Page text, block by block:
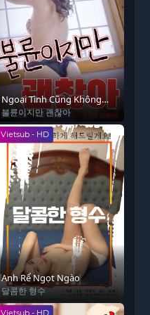
Ngoại Tình Cũng Không
Sao
불륜이지만 괜찮아
Vietsub - HD
Anh Rể Ngọt Ngào
달콤한 형수
Vietsub - HD